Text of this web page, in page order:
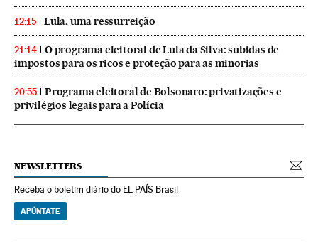
12:15 Lula, uma ressurreição
21:14
O programa eleitoral de Lula da Silva: subidas de
impostos para os ricos e proteção para as minorias
20:55
Programa eleitoral de Bolsonaro: privatizações e
privilégios legais para a Polícia
NEWSLETTERS
Receba o boletim diário do EL PAÍS Brasil
APÚNTATE